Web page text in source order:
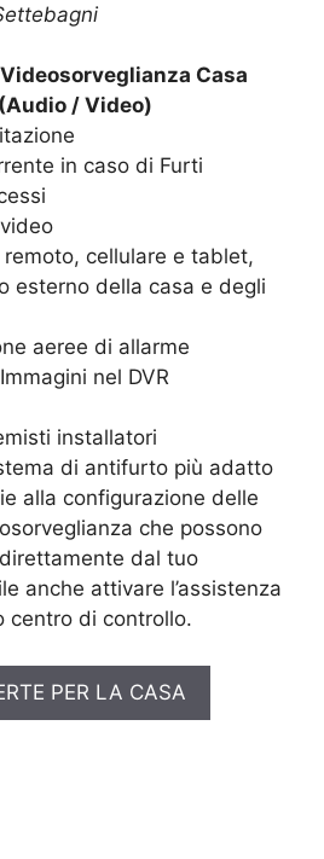
Casa
/ Video)
in caso di Furti
cellulare e tablet,
esterno della casa e degli
aeree di allarme
nel DVR
installatori
di antifurto più adatto
alla configurazione delle
che possono
dal tuo
anche attivare l’assistenza
centro di controllo.
PER LA CASA